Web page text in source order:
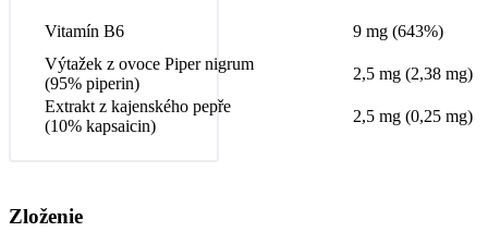
Vitamín B6
9 mg (643%)
Výtažek z ovoce Piper nigrum
(95% piperin)
2,5 mg (2,38 mg)
Extrakt z kajenského pepře
(10% kapsaicin)
2,5 mg (0,25 mg)
Zloženie